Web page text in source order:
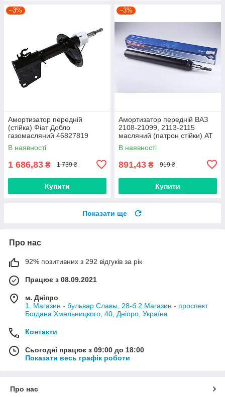
–3%
Амортизатор передній
(стійка) Фіат Добло
газомасляний 46827819
SHIKOO
В наявності
1 686,83 ₴ 1 739 ₴
Купити
–3%
Амортизатор передній ВАЗ
2108-21099, 2113-2115
масляний (патрон стійки) AT
В наявності
891,43 ₴ 919 ₴
Купити
Показати ще
Про нас
92% позитивних з 292 відгуків за рік
Працює з 08.09.2021
м. Дніпро
1. Магазин - бульвар Славы, 28-б 2.Магазин - проспект
Богдана Хмельницкого, 40, Дніпро, Україна
Контакти
Сьогодні працює з 09:00 до 18:00
Показати весь графік роботи
Про нас